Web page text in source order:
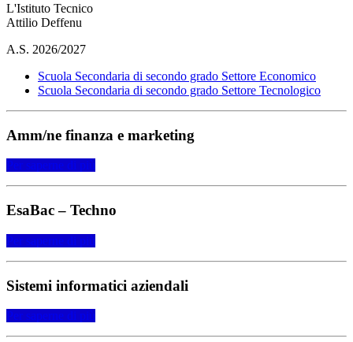
L'Istituto Tecnico
Attilio Deffenu
A.S. 2026/2027
Scuola Secondaria di secondo grado Settore Economico
Scuola Secondaria di secondo grado Settore Tecnologico
Amm/ne finanza e marketing
Per saperne di più
EsaBac – Techno
Per saperne di più
Sistemi informatici aziendali
Per saperne di più